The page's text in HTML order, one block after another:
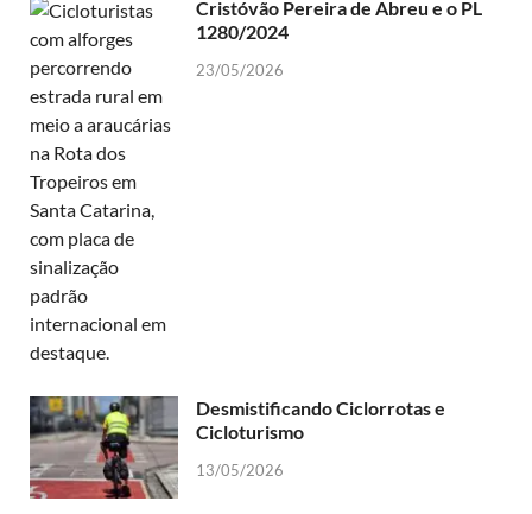
Cristóvão Pereira de Abreu e o PL
1280/2024
23/05/2026
Desmistificando Ciclorrotas e
Cicloturismo
13/05/2026